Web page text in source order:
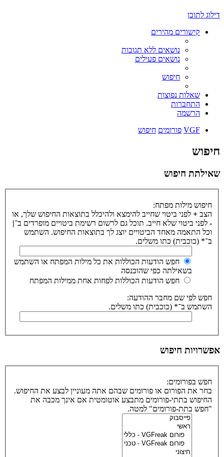
דילוג לתוכן
קישורים מהירים
נושאים ללא תגובות
נושאים פעילים
חיפוש
שאלות נפוצות
התחברות
הרשמה
VGF פורומים חיפוש
חיפוש
שאילתת חיפוש
חיפוש מילות מפתח:
הצב + לפני ביטוי שחייב להימצא ולהיכלל בתוצאות החיפוש שלך, או
- לפני ביטוי שלא חייב. תוכל גם לרשום רשימת ביטויים מופרדים ב־|
וכל התאמה מאחד הביטויים יוצג לך בתוצאות החיפוש. השתמש
ב־* (כוכבית) כתו משלים.
חפש הודעות הכוללות את כל מילות המפתח או השתמש
בשאילתה כפי שהוכנסה
חפש הודעות הכוללות לפחות אחת ממילות המפתח
חפש לפי שם מחבר ההודעה:
השתמש ב־* (כוכבית) כתו משלים.
אפשרויות חיפוש
חפש בפורומים:
בחר את הפורום או פורומים שבהם אתה מעוניין לבצע את החיפוש.
החיפוש בתתי-פורומים מתבצע אוטומטית אם אינך מכבה את
"חפש בתת-פורומים" למטה.